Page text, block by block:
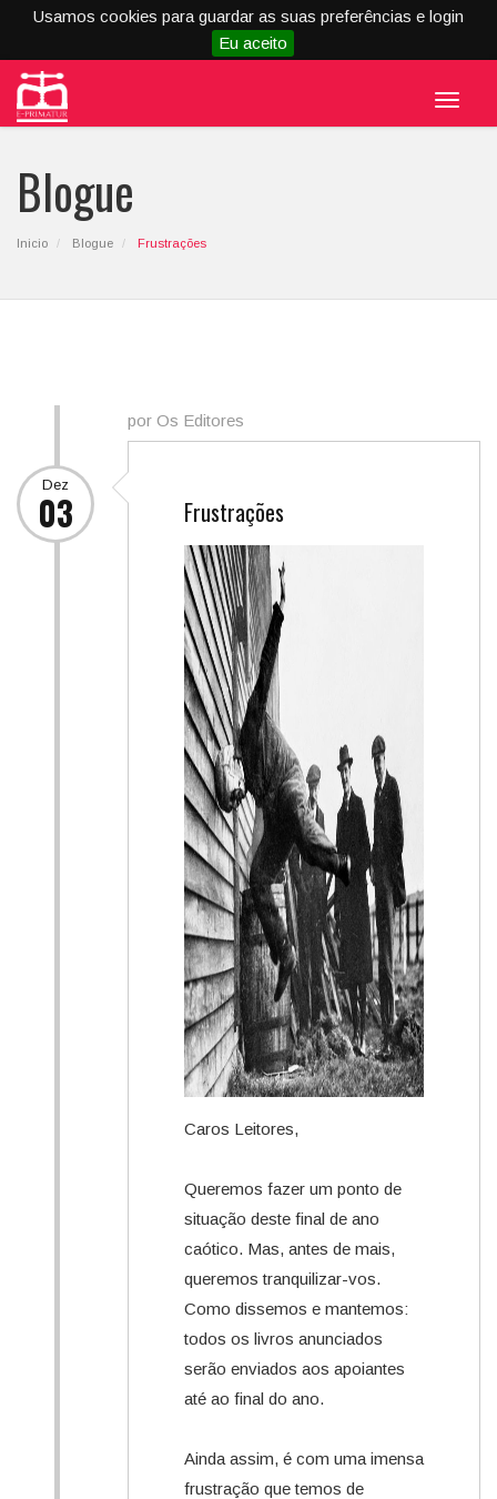
Usamos cookies para guardar as suas preferências e login
Eu aceito
Menu
Blogue
Inicio Blogue Frustrações
por Os Editores
Dez
03 Frustrações
Caros Leitores,
Queremos fazer um ponto de
situação deste final de ano
caótico. Mas, antes de mais,
queremos tranquilizar-vos.
Como dissemos e mantemos:
todos os livros anunciados
serão enviados aos apoiantes
até ao final do ano.
Ainda assim, é com uma imensa
frustração que temos de